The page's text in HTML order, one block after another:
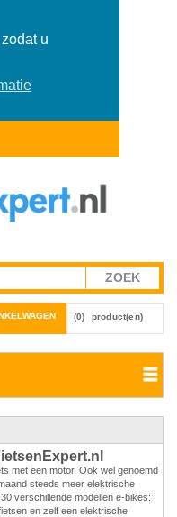
u
(0) product(en)
met een motor. Ook wel genoemd
steeds meer elektrische
verschillende modellen e-bikes:
en zelf een elektrische